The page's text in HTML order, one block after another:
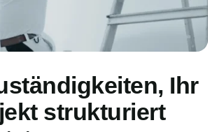
Ihr
strukturiert